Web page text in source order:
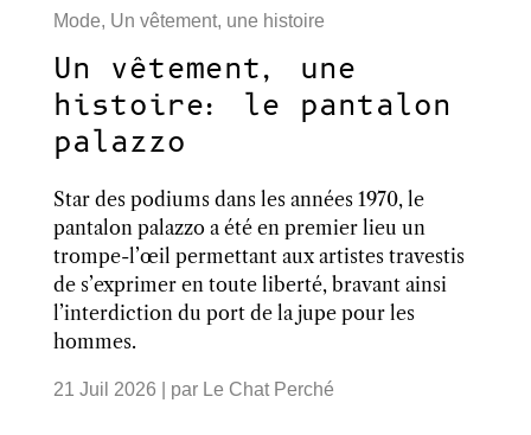
Mode, Un vêtement, une histoire
Un vêtement, une
histoire: le pantalon
palazzo
Star des podiums dans les années 1970, le
pantalon palazzo a été en premier lieu un
trompe-l’œil permettant aux artistes travestis
de s’exprimer en toute liberté, bravant ainsi
l’interdiction du port de la jupe pour les
hommes.
21 Juil 2026 | par Le Chat Perché